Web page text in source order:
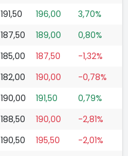
191,50 196,00
3,70%
187,50 189,00
0,80%
185,00 187,50
-1,32%
182,00 190,00
-0,78%
190,00 191,50
0,79%
188,50 190,00
-2,81%
190,50 195,50
-2,01%